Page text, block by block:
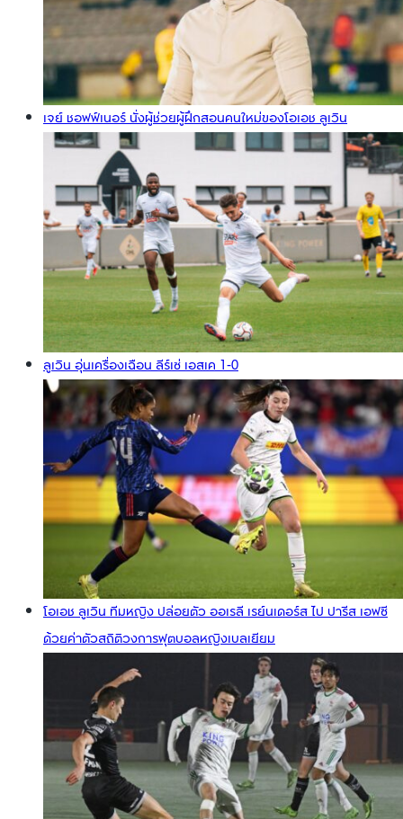
เจย์ ชอฟฟ์เนอร์ นั่งผู้ช่วยผู้ฝึกสอนคนใหม่ของโอเอช ลูเวิน
ลูเวิน อุ่นเครื่องเฉือน ลีร์เซ่ เอสเค 1-0
โอเอช ลูเวิน ทีมหญิง ปล่อยตัว ออเรลี เรย์นเดอร์ส ไป ปารีส เอฟซี
ด้วยค่าตัวสถิติวงการฟุตบอลหญิงเบลเยียม